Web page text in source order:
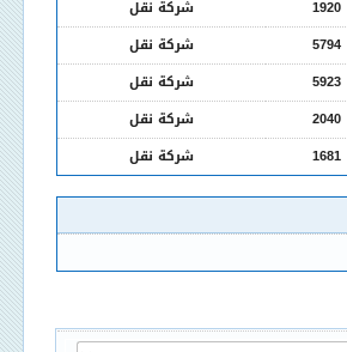
1920
شركة نقل
5794
شركة نقل
5923
شركة نقل
2040
شركة نقل
1681 شركة نقل